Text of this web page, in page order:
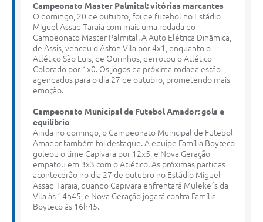
Campeonato Master Palmital: vitórias marcantes
O domingo, 20 de outubro, foi de futebol no Estádio
Miguel Assad Taraia com mais uma rodada do
Campeonato Master Palmital. A Auto Elétrica Dinâmica,
de Assis, venceu o Aston Vila por 4x1, enquanto o
Atlético São Luis, de Ourinhos, derrotou o Atlético
Colorado por 1x0. Os jogos da próxima rodada estão
agendados para o dia 27 de outubro, prometendo mais
emoção.
Campeonato Municipal de Futebol Amador: gols e
equilíbrio
Ainda no domingo, o Campeonato Municipal de Futebol
Amador também foi destaque. A equipe Família Boyteco
goleou o time Capivara por 12x5, e Nova Geração
empatou em 3x3 com o Atlético. As próximas partidas
acontecerão no dia 27 de outubro no Estádio Miguel
Assad Taraia, quando Capivara enfrentará Muleke´s da
Vila às 14h45, e Nova Geração jogará contra Família
Boyteco às 16h45.